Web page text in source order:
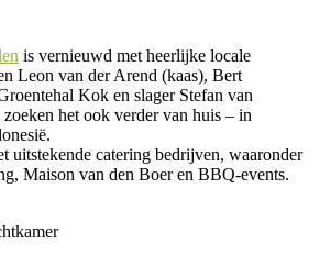
is vernieuwd met heerlijke locale
Leon van der Arend (kaas), Bert
Kok en slager Stefan van
het ook verder van huis – in
uitstekende catering bedrijven, waaronder
Maison van den Boer en BBQ-events.